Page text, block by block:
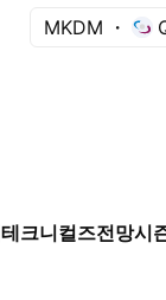
MKDM
테크니컬즈전망시